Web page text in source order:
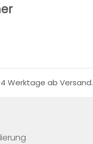
Werktage ab Versand.